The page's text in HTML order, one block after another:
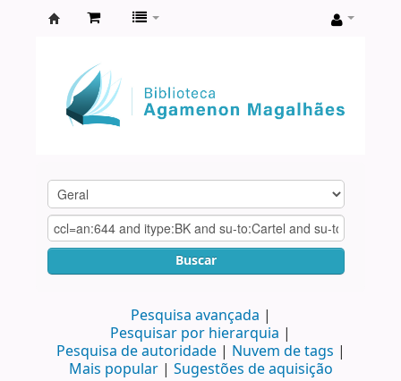
Agamenon
Magalhães
Buscar
Pesquisa avançada
Pesquisar por hierarquia
Pesquisa de autoridade
Nuvem de tags
Mais popular
Sugestões de aquisição